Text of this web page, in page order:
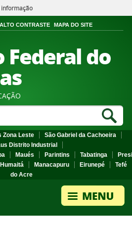
informação
ALTO CONTRASTE MAPA DO SITE
do
Zona Leste
São Gabriel da Cachoeira
Distrito Industrial
Maués Parintins Tabatinga
Humaitá Manacapuru Eirunepé
Tefé
do Acre